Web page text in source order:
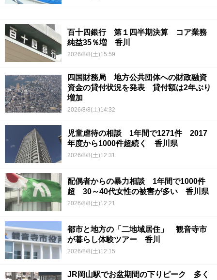
百十四銀行 第１四半期決算 コア業務
純益35％増 香川
2026/8/8(土)15:59
四国財務局 地方公共団体への財政融資
資金の貸付状況を発表 貸付額は2年ぶり
増加
2026/8/8(土)14:32
児童虐待の相談 1年間で1271件 2017
年度から1000件超続く 香川県
2026/8/8(土)12:31
配偶者からの暴力相談 1年間で1000件
超 30～40代女性の被害が多い 香川県
2026/8/8(土)12:21
都市と地方の「二地域居住」 観音寺市
が暮らし体験ツアー 香川
2026/8/8(土)12:15
JR岡山駅でお盆期間の下りピーク 多く